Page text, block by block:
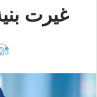
غيرت